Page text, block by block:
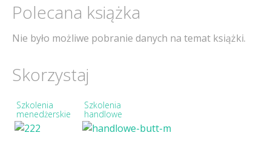
Polecana książka
Nie było możliwe pobranie danych na temat książki.
Skorzystaj
Szkolenia
menedżerskie
Szkolenia
handlowe